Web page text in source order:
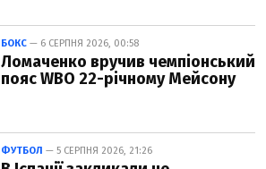
БОКС — 6 СЕРПНЯ 2026, 00:58
Ломаченко вручив чемпіонський
пояс WBO 22-річному Мейсону
ФУТБОЛ — 5 СЕРПНЯ 2026, 21:26